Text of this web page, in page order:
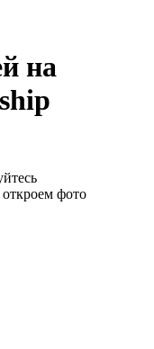
на
фото